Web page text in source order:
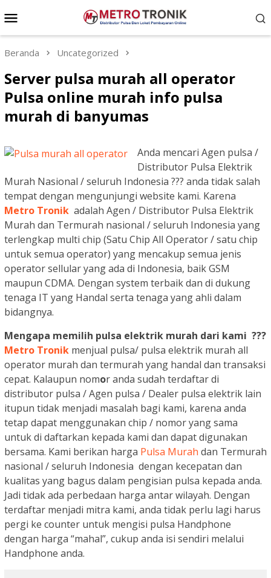
ke
kontenMobile
Beranda Uncategorized
Server pulsa murah all operator
Pulsa online murah info pulsa
murah di banyumas
Anda mencari Agen pulsa /
Distributor Pulsa Elektrik
Murah Nasional / seluruh Indonesia ??? anda tidak salah
tempat dengan mengunjungi website kami. Karena
Metro Tronik adalah Agen / Distributor Pulsa Elektrik
Murah dan Termurah nasional / seluruh Indonesia yang
terlengkap multi chip (Satu Chip All Operator / satu chip
untuk semua operator) yang mencakup semua jenis
operator sellular yang ada di Indonesia, baik GSM
maupun CDMA. Dengan system terbaik dan di dukung
tenaga IT yang Handal serta tenaga yang ahli dalam
bidangnya.
Mengapa memilih pulsa elektrik murah dari kami ???
Metro Tronik menjual pulsa/ pulsa elektrik murah all
operator murah dan termurah yang handal dan transaksi
cepat. Kalaupun nomor anda sudah terdaftar di
distributor pulsa / Agen pulsa / Dealer pulsa elektrik lain
itupun tidak menjadi masalah bagi kami, karena anda
tetap dapat menggunakan chip / nomor yang sama
untuk di daftarkan kepada kami dan dapat digunakan
bersama. Kami berikan harga Pulsa Murah dan Termurah
nasional / seluruh Indonesia dengan kecepatan dan
kualitas yang bagus dalam pengisian pulsa kepada anda.
Jadi tidak ada perbedaan harga antar wilayah. Dengan
terdaftar menjadi mitra kami, anda tidak perlu lagi harus
pergi ke counter untuk mengisi pulsa Handphone
dengan harga “mahal”, cukup anda isi sendiri melalui
Handphone anda.